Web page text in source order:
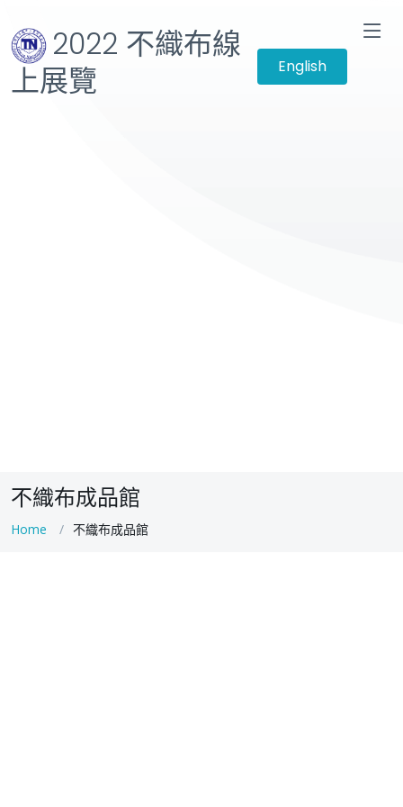
2022 不織布線
上展覽
English
不織布成品館
Home 不織布成品館